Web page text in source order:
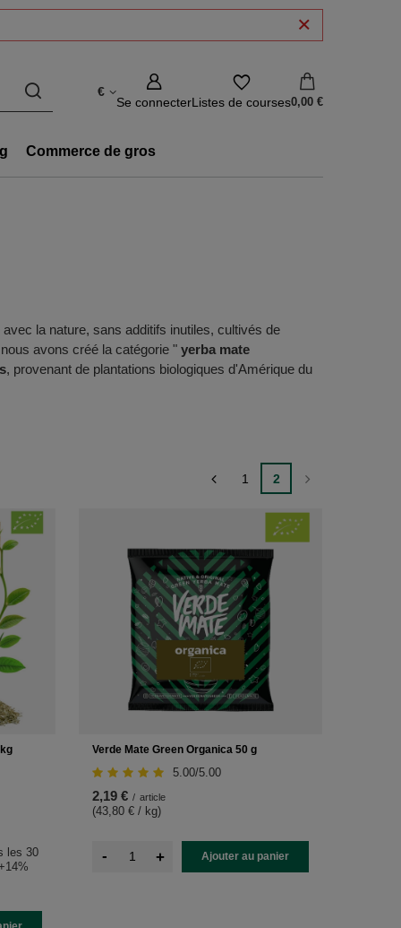
€
Se connecterListes de courses0,00 €
Commerce de gros
la nature, sans additifs inutiles, cultivés de
avons créé la catégorie " yerba mate
, provenant de plantations biologiques d'Amérique du
1 2
les 30
Verde Mate Green Organica 50 g
5.00/5.00
2,19 € / article
(43,80 € / kg)
- + Ajouter au panier